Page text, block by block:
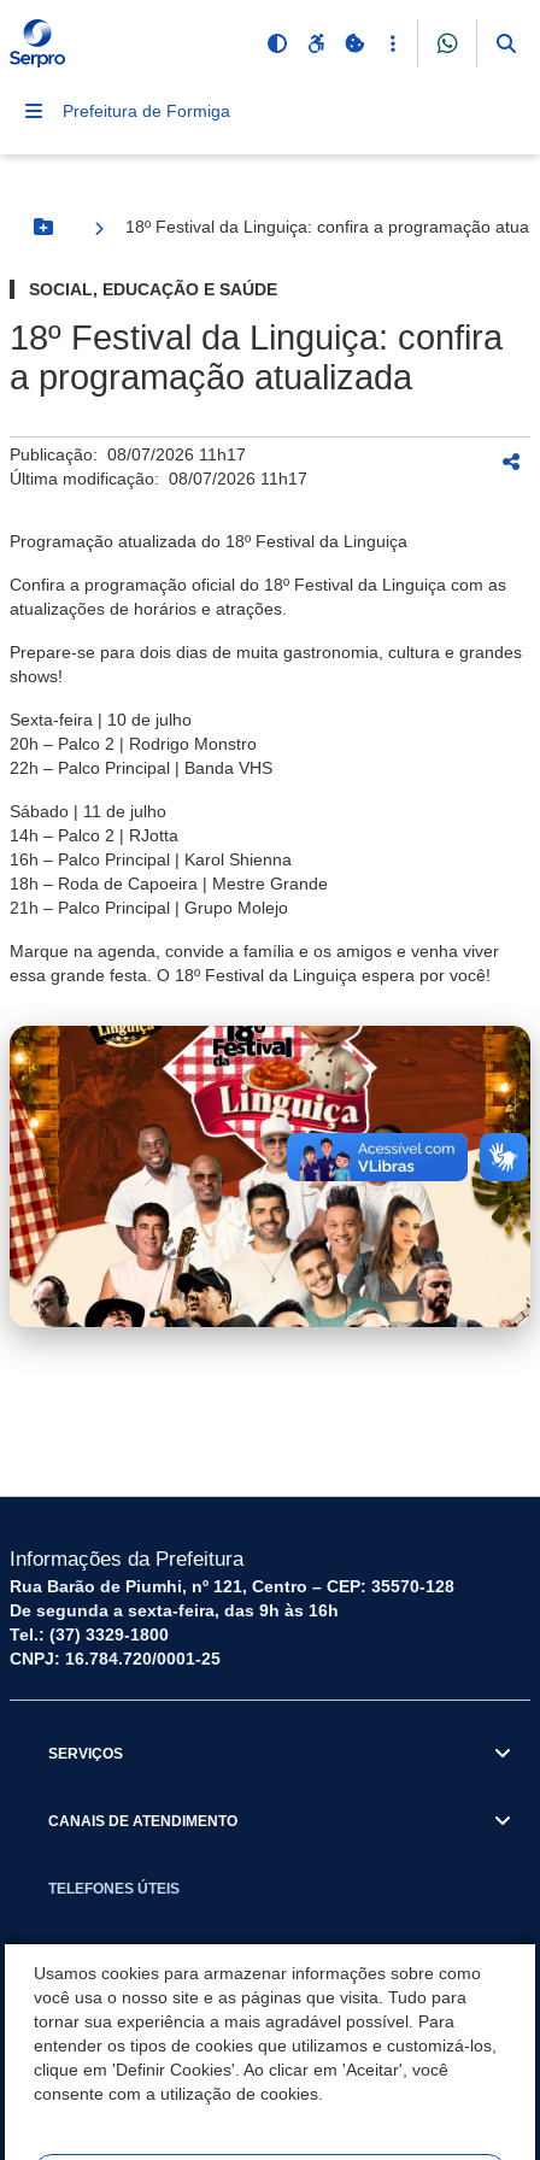
Prefeitura de Formiga
Botão Menu
18º Festival da Linguiça: confira a programação
SOCIAL, EDUCAÇÃO E SAÚDE
18º Festival da Linguiça: confira
a programação atualizada
Publicação: 08/07/2026 11h17
Última modificação: 08/07/2026 11h17
Programação atualizada do 18º Festival da Linguiça
Confira a programação oficial do 18º Festival da Linguiça com as
atualizações de horários e atrações.
Prepare-se para dois dias de muita gastronomia, cultura e grandes
shows!
Sexta-feira | 10 de julho
20h – Palco 2 | Rodrigo Monstro
22h – Palco Principal | Banda VHS
Sábado | 11 de julho
14h – Palco 2 | RJotta
16h – Palco Principal | Karol Shienna
18h – Roda de Capoeira | Mestre Grande
21h – Palco Principal | Grupo Molejo
Marque na agenda, convide a família e os amigos e venha viver
essa grande festa. O 18º Festival da Linguiça espera por você!
Informações da Prefeitura
Rua Barão de Piumhi, nº 121, Centro – CEP: 35570-128
De segunda a sexta-feira, das 9h às 16h
Tel.: (37) 3329-1800
CNPJ: 16.784.720/0001-25
SERVIÇOS
CANAIS DE ATENDIMENTO
TELEFONES ÚTEIS
NOTÍCIAS
APLICATIVO
Usamos cookies para armazenar informações sobre como
você usa o nosso site e as páginas que visita. Tudo para
tornar sua experiência a mais agradável possível. Para
entender os tipos de cookies que utilizamos e customizá-los,
clique em 'Definir Cookies'. Ao clicar em 'Aceitar', você
consente com a utilização de cookies.